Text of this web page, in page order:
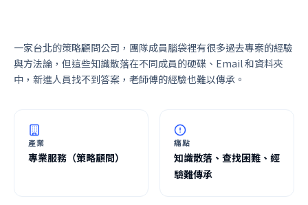
一家台北的策略顧問公司，團隊成員腦袋裡有很多過去專案的經驗
與方法論，但這些知識散落在不同成員的硬碟、Email 和資料夾
中，新進人員找不到答案，老師傅的經驗也難以傳承。
產業
專業服務（策略顧問）
痛點
知識散落、查找困難、經
驗難傳承